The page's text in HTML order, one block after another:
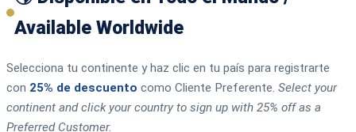
Available Worldwide
Selecciona tu continente y haz clic en tu país para registrarte
con 25% de descuento como Cliente Preferente. Select your
continent and click your country to sign up with 25% off as a
Preferred Customer.